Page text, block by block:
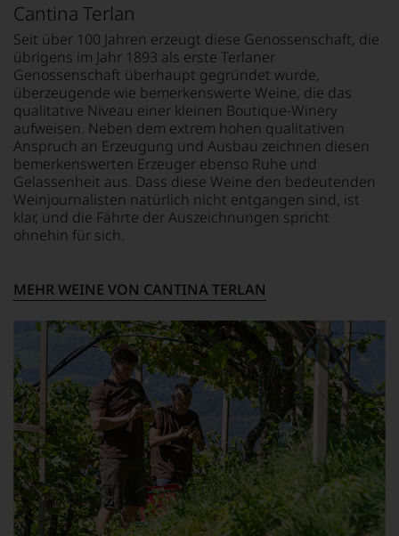
Fachpublikationen
unseren
Aussendungen
oder
in
unserem
Webshop,
um
zu
unterstreichen,
auf
welch
hohem
unsere
Weinselektion
bewegt.
Das
genügt
uns
nicht
mehr.
Wir
haben
festgestellt,
dass
manch
eine
13,5 % Vol.
LAGERPOTENTIAL
2033
VERSCHLUSS
Naturkorken
ALLERGENHINWEIS
enthält Sulfite
HERSTELLER /
IMPORTEUR
Traubenmostkonzentrat,
Konservierungsstoffe und
Antioxidationsmittel:
SULFITE, Säureregulator:
Weinsäure, Stabilisatoren:
Gummiarabikum,
Kaliumpolyaspartat. Unter
Schutzatmosphäre
abgefüllt.
Cantina Terlan
Seit über 100 Jahren erzeugt diese Genossenschaft, die
übrigens im Jahr 1893 als erste Terlaner
Genossenschaft überhaupt gegründet wurde,
überzeugende wie bemerkenswerte Weine, die das
qualitative Niveau einer kleinen Boutique-Winery
aufweisen. Neben dem extrem hohen qualitativen
Anspruch an Erzeugung und Ausbau zeichnen diesen
bemerkenswerten Erzeuger ebenso Ruhe und
Gelassenheit aus. Dass diese Weine den bedeutenden
Weinjournalisten natürlich nicht entgangen sind, ist
klar, und die Fährte der Auszeichnungen spricht
ohnehin für sich.
MEHR WEINE VON CANTINA TERLAN